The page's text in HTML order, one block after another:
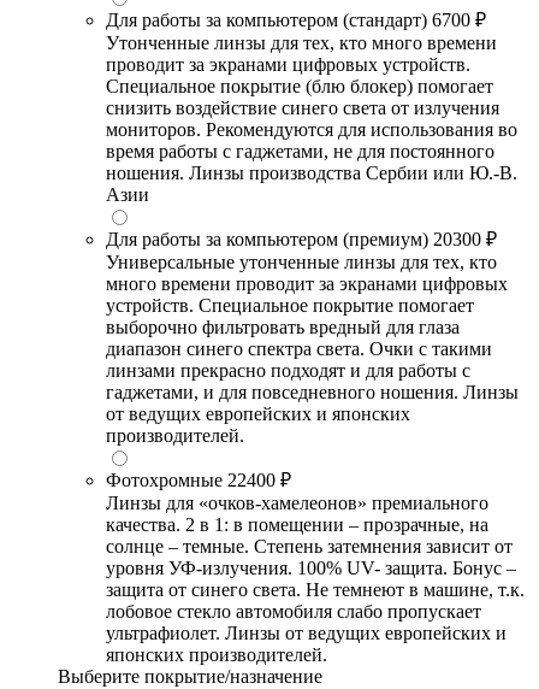
Для работы за компьютером (стандарт) 6700 ₽
Утонченные линзы для тех, кто много времени
проводит за экранами цифровых устройств.
Специальное покрытие (блю блокер) помогает
снизить воздействие синего света от излучения
мониторов. Рекомендуются для использования во
время работы с гаджетами, не для постоянного
ношения. Линзы производства Сербии или Ю.-В.
Азии
Для работы за компьютером (премиум) 20300 ₽
Универсальные утонченные линзы для тех, кто
много времени проводит за экранами цифровых
устройств. Специальное покрытие помогает
выборочно фильтровать вредный для глаза
диапазон синего спектра света. Очки с такими
линзами прекрасно подходят и для работы с
гаджетами, и для повседневного ношения. Линзы
от ведущих европейских и японских
производителей.
Фотохромные 22400 ₽
Линзы для «очков-хамелеонов» премиального
качества. 2 в 1: в помещении – прозрачные, на
солнце – темные. Степень затемнения зависит от
уровня УФ-излучения. 100% UV- защита. Бонус –
защита от синего света. Не темнеют в машине, т.к.
лобовое стекло автомобиля слабо пропускает
ультрафиолет. Линзы от ведущих европейских и
японских производителей.
Выберите покрытие/назначение